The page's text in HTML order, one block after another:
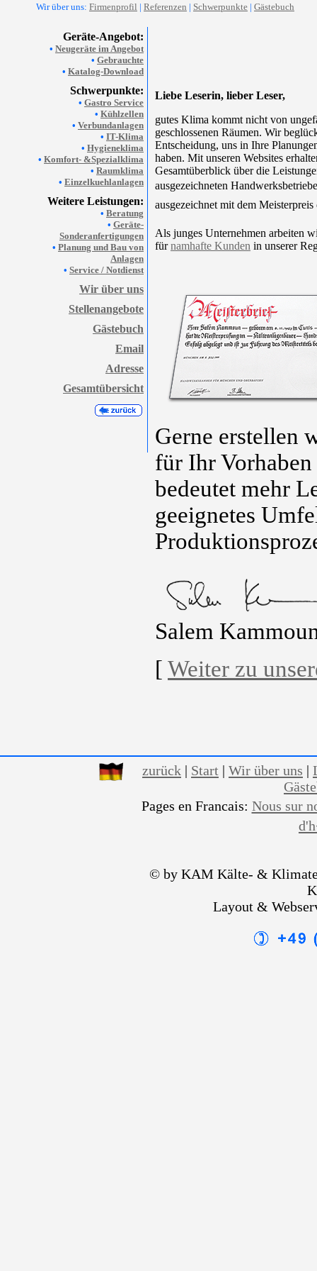
Wir über uns: Firmenprofil | Referenzen | Schwerpunkte | Gästebuch
Geräte-Angebot:
• Neugeräte im Angebot
• Gebrauchte
• Katalog-Download
Schwerpunkte:
• Gastro Service
• Kühlzellen
• Verbundanlagen
• IT-Klima
• Hygieneklima
• Komfort- &Spezialklima
• Raumklima
• Einzelkuehlanlagen
Weitere Leistungen:
• Beratung
• Geräte-
Sonderanfertigungen
• Planung und Bau von
Anlagen
• Service / Notdienst
Wir über uns
Stellenangebote
Gästebuch
Email
Adresse
Gesamtübersicht
Liebe Leserin, lieber Leser,
gutes Klima kommt nicht von
geschlossenen Räumen. Wir
Entscheidung, uns in Ihre
haben. Mit unseren Websites
Gesamtüberblick über die
ausgezeichneten
ausgezeichnet mit dem
Als junges Unternehmen arbeiten
fürnamhafte Kunden in unserer
Gerne erstellen
für Ihr
bedeutet mehr
geeignetes
Salem
[ Weiter zu
zurück | Start | Wir über uns |
Pages en Francais: Nous sur
© by KAM Kälte- &
Layout &